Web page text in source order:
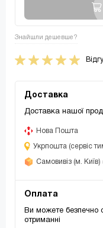
Знайшли дешевше?
Доставка
Доставка нашої
Нова Пошта
Укрпошта (сервіс
Самовивіз (м.
Оплата
Ви можете безпечно
отриманні